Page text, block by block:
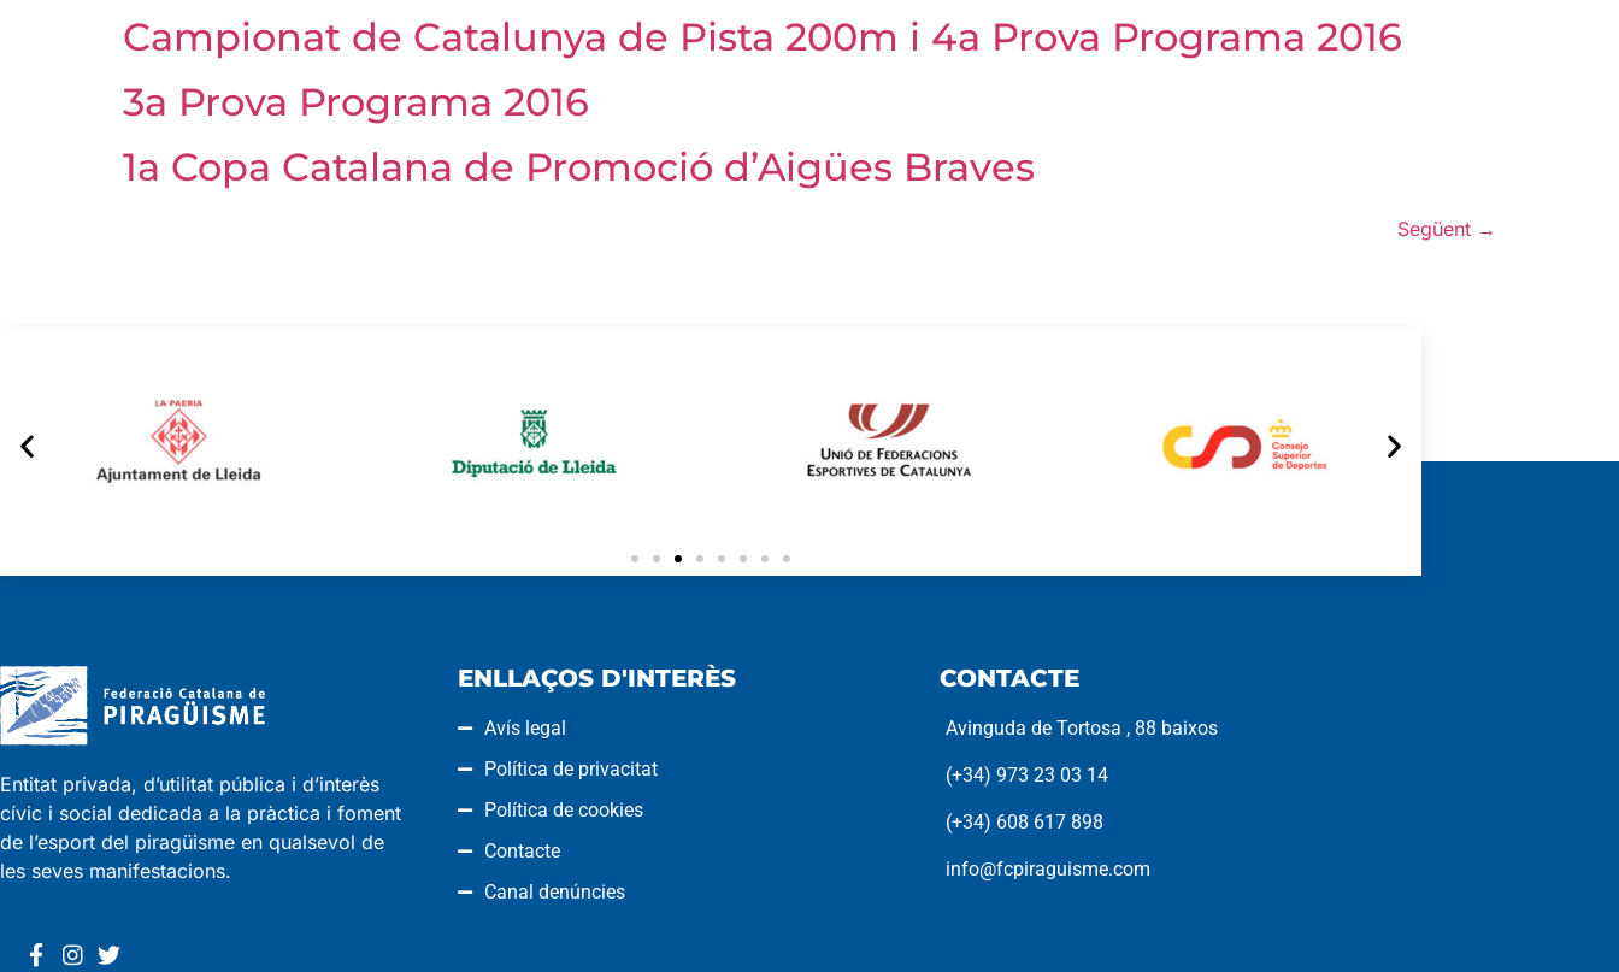
Campionat de Catalunya de Pista 200m i 4a Prova Programa 2016
3a Prova Programa 2016
1a Copa Catalana de Promoció d’Aigües Braves
Següent →
Entitat privada, d’utilitat pública i d’interès
cívic i social dedicada a la pràctica i foment
de l’esport del piragüisme en qualsevol de
les seves manifestacions.
ENLLAÇOS D'INTERÈS
Avís legal
Política de privacitat
Política de cookies
Contacte
Canal denúncies
CONTACTE
Avinguda de Tortosa , 88 baixos
(+34) 973 23 03 14
(+34) 608 617 898
info@fcpiraguisme.com